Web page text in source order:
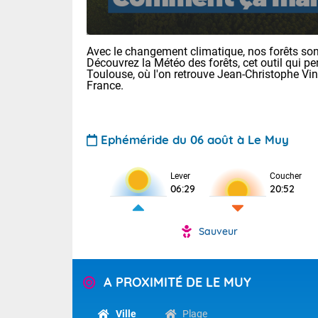
TENDANCE
Pour la
Cette
Avec le changement climatique, nos forêts
Découvrez la Météo des forêts, cet outil qui
Toulouse, où l'on retrouve Jean-Christophe
France.
Ephéméride du 06 août à Le Muy
Lever
06:29
Coucher
20:52
Sauveur
A PROXIMITÉ DE LE MUY
Ville Plage
Voici les
Lyon : 33
30 Lille : 24
Risque
Vigilance